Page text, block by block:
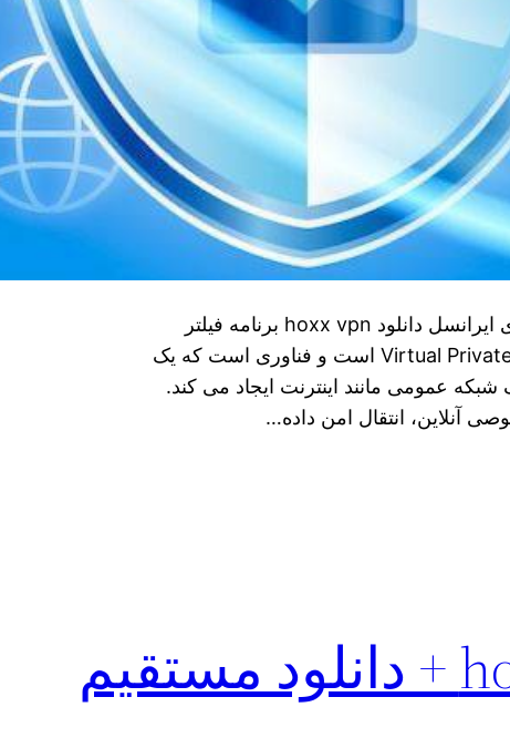
دانلود فوری hoxx vpn فیلترشکن قوی برای ایرانسل دانلود hoxx vpn برنامه فیلتر
شکن برای اندروید VPN مخفف Virtual Private Network است و فناوری است که یک
عمومی مانند اینترنت ایجاد می کند.